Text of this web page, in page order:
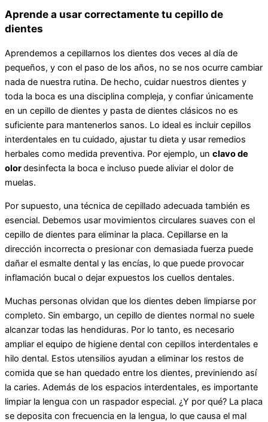
Aprende a usar correctamente tu cepillo de
dientes
Aprendemos a cepillarnos los dientes dos veces al día de
pequeños, y con el paso de los años, no se nos ocurre cambiar
nada de nuestra rutina. De hecho, cuidar nuestros dientes y
toda la boca es una disciplina compleja, y confiar únicamente
en un cepillo de dientes y pasta de dientes clásicos no es
suficiente para mantenerlos sanos. Lo ideal es incluir cepillos
interdentales en tu cuidado, ajustar tu dieta y usar remedios
herbales como medida preventiva. Por ejemplo, un clavo de
olordesinfecta la boca e incluso puede aliviar el dolor de
muelas.
Por supuesto, una técnica de cepillado adecuada también es
esencial. Debemos usar movimientos circulares suaves con el
cepillo de dientes para eliminar la placa. Cepillarse en la
dirección incorrecta o presionar con demasiada fuerza puede
dañar el esmalte dental y las encías, lo que puede provocar
inflamación bucal o dejar expuestos los cuellos dentales.
Muchas personas olvidan que los dientes deben limpiarse por
completo. Sin embargo, un cepillo de dientes normal no suele
alcanzar todas las hendiduras. Por lo tanto, es necesario
ampliar el equipo de higiene dental con cepillos interdentales e
hilo dental. Estos utensilios ayudan a eliminar los restos de
comida que se han quedado entre los dientes, previniendo así
la caries. Además de los espacios interdentales, es importante
limpiar la lengua con un raspador especial. ¿Y por qué? La placa
se deposita con frecuencia en la lengua, lo que causa el mal